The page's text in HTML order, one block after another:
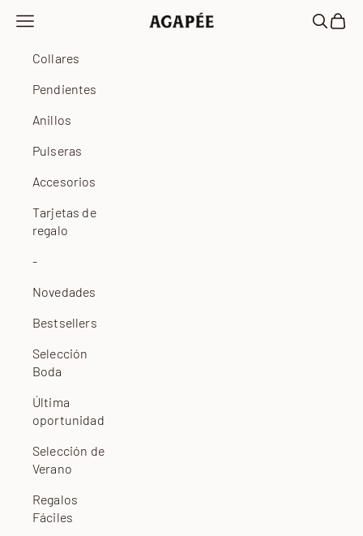
Agapée
Abrir menú de navegación AbrirAbrir
Collares
Pendientes
Anillos
Pulseras
Accesorios
Tarjetas de
regalo
-
Novedades
Bestsellers
Selección
Boda
Última
oportunidad
Selección de
Verano
Regalos
Fáciles